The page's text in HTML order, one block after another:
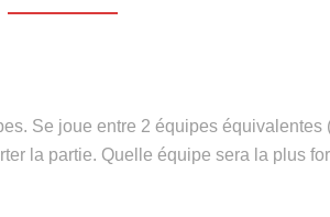
Se joue entre 2 équipes
la partie. Quelle équipe sera la plus